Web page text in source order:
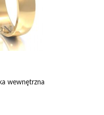
wewnętrzna